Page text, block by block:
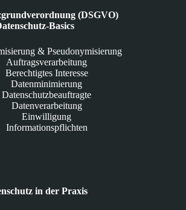
(DSGVO)
Basics
& Pseudonymisierung
Auftragsverarbeitung
Berechtigtes Interesse
Datenminimierung
Datenschutzbeauftragte
Datenverarbeitung
Einwilligung
Informationspflichten
in der Praxis